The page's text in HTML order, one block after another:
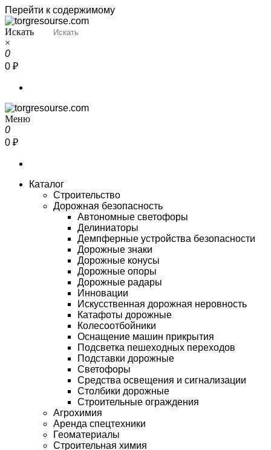
Перейти к содержимому
Torgresourse
Промышленный маркетплейс
Искать
×
0
0 ₽
Torgresourse
Промышленный маркетплейс
Меню
0
0 ₽
Каталог
Строительство
Дорожная безопасность
Автономные светофоры
Делиниаторы
Демпферные устройства безопасности
Дорожные знаки
Дорожные конусы
Дорожные опоры
Дорожные радары
Инновации
Искусственная дорожная неровность
Катафоты дорожные
Колесоотбойники
Оснащение машин прикрытия
Подсветка пешеходных переходов
Подставки дорожные
Светофоры
Средства освещения и сигнализации
Столбики дорожные
Строительные ограждения
Агрохимия
Аренда спецтехники
Геоматериалы
Строительная химия